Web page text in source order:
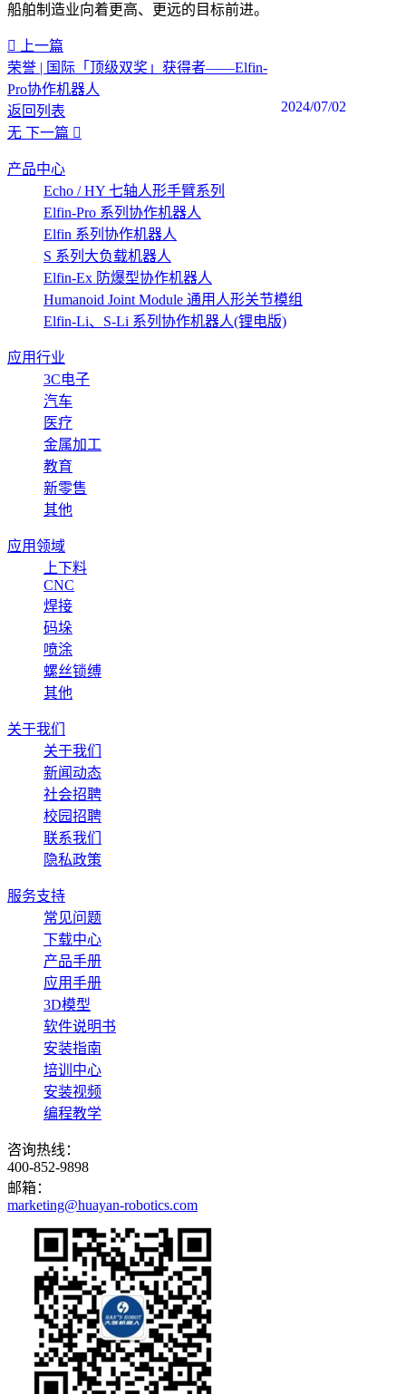
船舶制造业向着更高、更远的目标前进。‍
上一篇
荣誉 | 国际「顶级双奖」获得者——Elfin-
Pro协作机器人
2024/07/02
返回列表
无 下一篇
产品中心
Echo / HY 七轴人形手臂系列
Elfin-Pro 系列协作机器人
Elfin 系列协作机器人
S 系列大负载机器人
Elfin-Ex 防爆型协作机器人
Humanoid Joint Module 通用人形关节模组
Elfin-Li、S-Li 系列协作机器人(锂电版)
应用行业
3C电子
汽车
医疗
金属加工
教育
新零售
其他
应用领域
上下料
CNC
焊接
码垛
喷涂
螺丝锁缚
其他
关于我们
关于我们
新闻动态
社会招聘
校园招聘
联系我们
隐私政策
服务支持
常见问题
下载中心
产品手册
应用手册
3D模型
软件说明书
安装指南
培训中心
安装视频
编程教学
咨询热线：
400-852-9898
邮箱：
marketing@huayan-robotics.com